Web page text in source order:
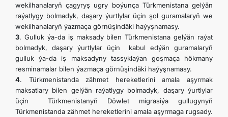
wekilhanalaryň çagyryş ugry boýunça Türkmenistana gelýän
raýatlygy bolmadyk, daşary ýurtlylar üçin şol guramalaryň we
wekilhanalaryň ýazmaça görnüşindäki haýyşnamasy.
3. Gulluk ýa-da iş maksady bilen Türkmenistana gelýän raýat
bolmadyk, daşary ýurtlylar üçin kabul edýän guramalaryň
gulluk ýa-da iş maksadyny tassyklaýan goşmaça hökmany
resminamalar bilen ýazmaça görnüşindäki haýyşnamasy.
4. Türkmenistanda zähmet hereketlerini amala aşyrmak
maksatlary bilen gelýän raýatlygy bolmadyk, daşary ýurtlylar
üçin Türkmenistanyň Döwlet migrasiýa gullugynyň
Türkmenistanda zähmet hereketlerini amala aşyrmaga rugsady.